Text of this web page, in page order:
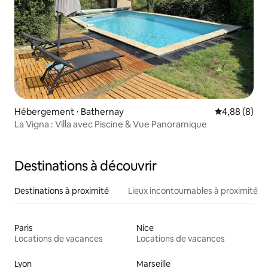
Hébergement ⋅ Bathernay Évaluation
4,88 (8)
La Vigna : Villa avec Piscine & Vue Panoramique
Destinations à découvrir
Destinations à proximité Lieux incontournables à proximité
Paris
Locations de vacances
Nice
Locations de vacances
Lyon Marseille